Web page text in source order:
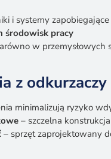
i systemy
środowisk pracy
w
z
minimalizują ryzyko
– szczelna
– sprzęt zaprojektowany